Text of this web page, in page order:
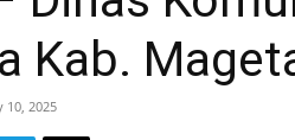
Kab.
10, 2025